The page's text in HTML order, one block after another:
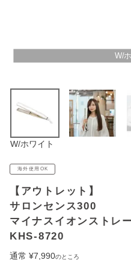
ログイン
お問い合わせ
W/
W/ホワイト
海外使用OK
【アウトレット】
サロンセンス300
マイナスイオンストレ
KHS-8720
通常 ¥7,990のところ